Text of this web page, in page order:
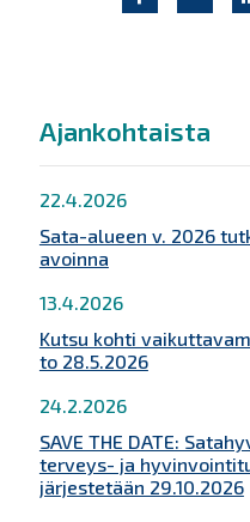
Ajankohtaista
22.4.2026
Sata-alueen v. 2026
avoinna
13.4.2026
Kutsu kohti
to 28.5.2026
24.2.2026
SAVE THE DATE:
terveys- ja
järjestetään 29.10.2026